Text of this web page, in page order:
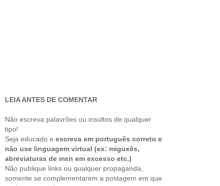
LEIA ANTES DE COMENTAR
Não escreva palavrões ou insultos de qualquer
tipo!
Seja educado e escreva em português correto e
não use linguagem virtual (ex: miguxês,
abreviaturas de msn em excesso etc.)
Não publique links ou qualquer propaganda,
somente se complementarem a postagem em que